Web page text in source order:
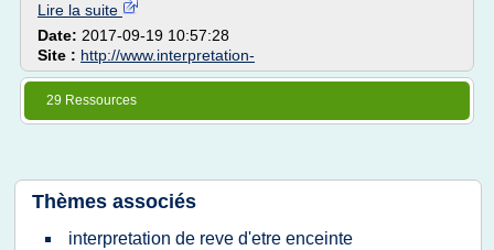
Lire la suite
Date: 2017-09-19 10:57:28
Site : http://www.interpretation-
29 Ressources
Thèmes associés
interpretation de reve d'etre enceinte